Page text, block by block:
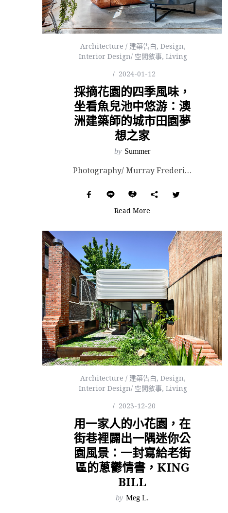
Architecture / 建築告白, Design,
Interior Design/ 空間敘事, Living
2024-01-12
採摘花園的四季風味，
坐看魚兒池中悠游：澳
洲建築師的城市田園夢
想之家
by Summer
Photography/ Murray Fredericks, Michael Lassman &a...
Read More
Architecture / 建築告白, Design,
Interior Design/ 空間敘事, Living
2023-12-20
用一家人的小花園，在
街巷裡闢出一隅迷你公
園風景：一封寫給老街
區的蔥鬱情書，KING
BILL
by Meg L.